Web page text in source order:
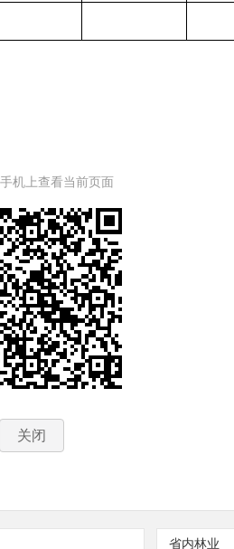
机上查看当前页面
关闭
省内林业